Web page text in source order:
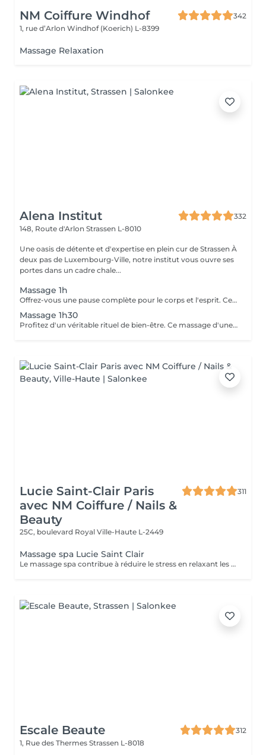
NM Coiffure Windhof
342
1, rue d’Arlon Windhof (Koerich) L-8399
Massage Relaxation
Alena Institut
332
148, Route d'Arlon Strassen L-8010
Une oasis de détente et d'expertise en plein cur de Strassen À
deux pas de Luxembourg-Ville, notre institut vous ouvre ses
portes dans un cadre chale...
Massage 1h
Offrez-vous une pause complète pour le corps et l'esprit. Ce massage d'une heure détend en profondeur les muscles, libère les tensions et procure une relaxation durable. Un moment idéal pour retrouver énergie, équilibre et bien-être.
Massage 1h30
Profitez d'un véritable rituel de bien-être. Ce massage d'une heure et demi offre une relaxation intense, soulage les tensions et revitalise le corps et l'esprit. Un moment privilégié pour se ressourcer pleinement et retrouver sérénité et vitalité.
Lucie Saint-Clair Paris
avec NM Coiffure / Nails &
Beauty
311
25C, boulevard Royal Ville-Haute L-2449
Massage spa Lucie Saint Clair
Le massage spa contribue à réduire le stress en relaxant les muscles et en libérant vos endorphines .
Escale Beaute
312
1, Rue des Thermes Strassen L-8018